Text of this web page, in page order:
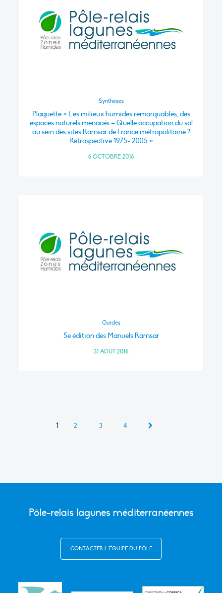
Synthèses
Plaquette « Les milieux humides remarquables, des
espaces naturels menacés – Quelle occupation du sol
au sein des sites Ramsar de France métropolitaine ?
Rétrospective 1975- 2005 »
6 OCTOBRE 2016
Guides
5e édition des Manuels Ramsar
31 AOÛT 2016
1 2 3 4
Pôle-relais lagunes méditerranéennes
CONTACTER L’ÉQUIPE DU PÔLE